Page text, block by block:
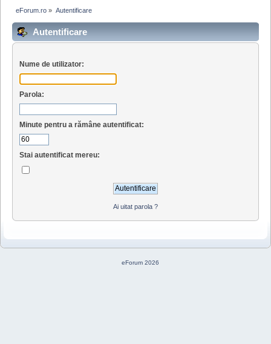
eForum.ro » Autentificare
Autentificare
Nume de utilizator:
Parola:
Minute pentru a rămâne autentificat:
Stai autentificat mereu:
Ai uitat parola ?
eForum 2026